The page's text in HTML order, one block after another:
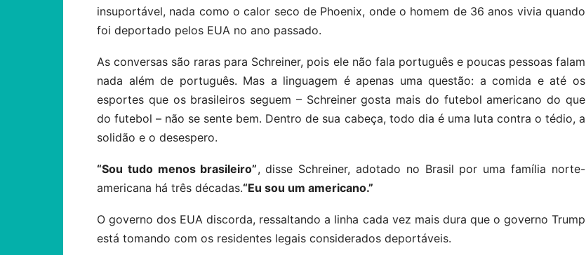
insuportável, nada como o calor seco de Phoenix, onde o homem de 36 anos vivia quando
foi deportado pelos EUA no ano passado.
As conversas são raras para Schreiner, pois ele não fala português e poucas pessoas falam
nada além de português. Mas a linguagem é apenas uma questão: a comida e até os
esportes que os brasileiros seguem – Schreiner gosta mais do futebol americano do que
do futebol – não se sente bem. Dentro de sua cabeça, todo dia é uma luta contra o tédio, a
solidão e o desespero.
“Sou tudo menos brasileiro”, disse Schreiner, adotado no Brasil por uma família norte-
americana há três décadas.“Eu sou um americano.”
O governo dos EUA discorda, ressaltando a linha cada vez mais dura que o governo Trump
está tomando com os residentes legais considerados deportáveis.